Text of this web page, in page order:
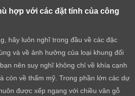
hợp với các đặt tính của công
hãy luôn nghĩ trong đầu về các đặc
và về ảnh hưởng của loại khung đối
nên suy nghĩ không chỉ về khía cạnh
còn về thẩm mỹ. Trong phần lớn các dự
được xếp ngang với chiều vân gỗ